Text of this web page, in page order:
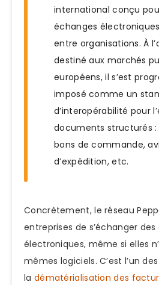
international conçu
échanges
entre organisations. À
destiné aux marchés
européens, il s’est
imposé comme un
d’interopérabilité pour
documents structurés
bons de commande,
d’expédition, etc.
Concrètement, le réseau
entreprises de s’échanger
électroniques, même si elles
mêmes logiciels. C’est l’un
la dématérialisation des